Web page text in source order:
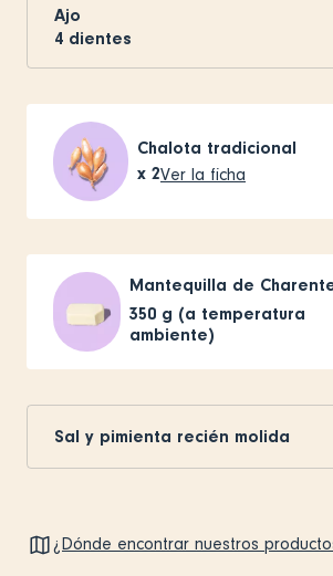
Ajo
4 dientes
Chalota tradicional
x 2Ver la ficha
Mantequilla de
350 g (a temperatura
ambiente)
Sal y pimienta recién molida
¿Dónde encontrar nuestros